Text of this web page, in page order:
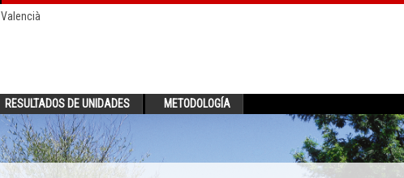
Valencià
RESULTADOS DE UNIDADES METODOLOGÍA